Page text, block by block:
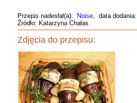
Przepis nadesłał(a): Noise, data
Źródło: Katarzyna Chałas
Zdjęcia do przepisu: